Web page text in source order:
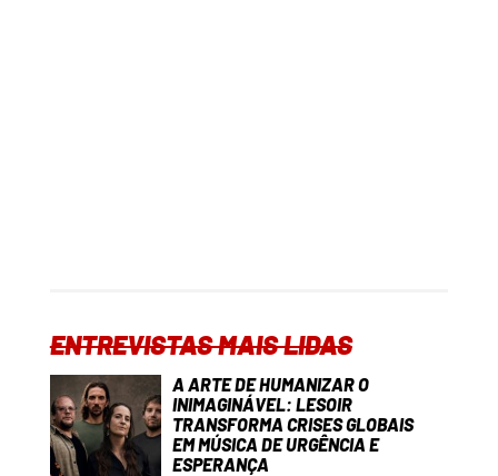
ENTREVISTAS MAIS LIDAS
A ARTE DE HUMANIZAR O
INIMAGINÁVEL: LESOIR
TRANSFORMA CRISES GLOBAIS
EM MÚSICA DE URGÊNCIA E
ESPERANÇA